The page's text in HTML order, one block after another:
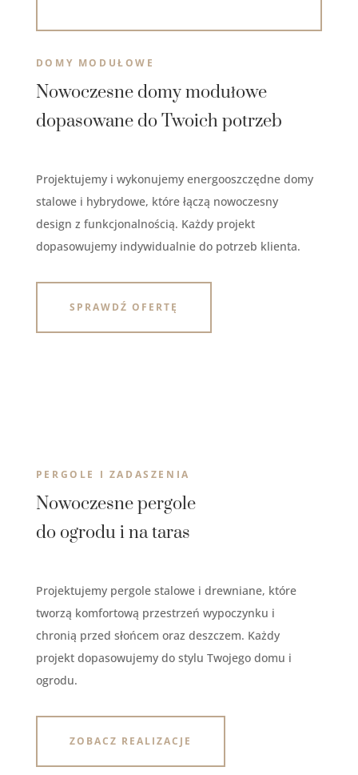
DOMY MODUŁOWE
Nowoczesne domy modułowe
dopasowane do Twoich potrzeb
Projektujemy i wykonujemy energooszczędne domy
stalowe i hybrydowe, które łączą nowoczesny
design z funkcjonalnością. Każdy projekt
dopasowujemy indywidualnie do potrzeb klienta.
SPRAWDŹ OFERTĘ
PERGOLE I ZADASZENIA
Nowoczesne pergole
do ogrodu i na taras
Projektujemy pergole stalowe i drewniane, które
tworzą komfortową przestrzeń wypoczynku i
chronią przed słońcem oraz deszczem. Każdy
projekt dopasowujemy do stylu Twojego domu i
ogrodu.
ZOBACZ REALIZACJE